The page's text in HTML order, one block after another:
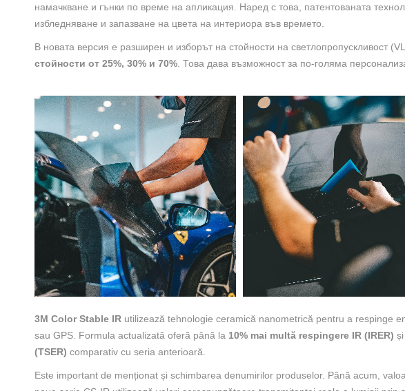
намачкване и гънки по време на апликация. Наред с това, патентованата
избледняване и запазване на цвета на интериора във времето.
В новата версия е разширен и изборът на стойности на светлопропускливост
стойности от 25%, 30% и 70% . Това дава възможност за по-голяма
3M Color Stable IR utilizează tehnologie ceramică nanometrică pentru a respinge
sau GPS. Formula actualizată oferă până la 10% mai multă respingere IR (IRER)
(TSER) comparativ cu seria anterioară.
Este important de menționat și schimbarea denumirilor produselor. Până acum,